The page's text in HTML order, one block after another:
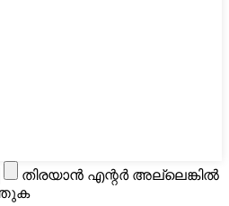
തിരയാൻ എന്റർ അല്ലെങ്കിൽ